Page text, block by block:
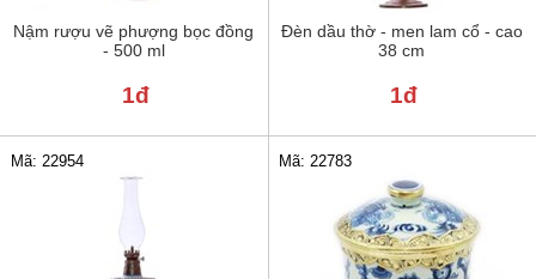
Nậm rượu vẽ phượng bọc đồng
- 500 ml
1đ
Đèn dầu thờ - men lam cổ - cao
38 cm
1đ
Mã: 22954 Mã: 22783